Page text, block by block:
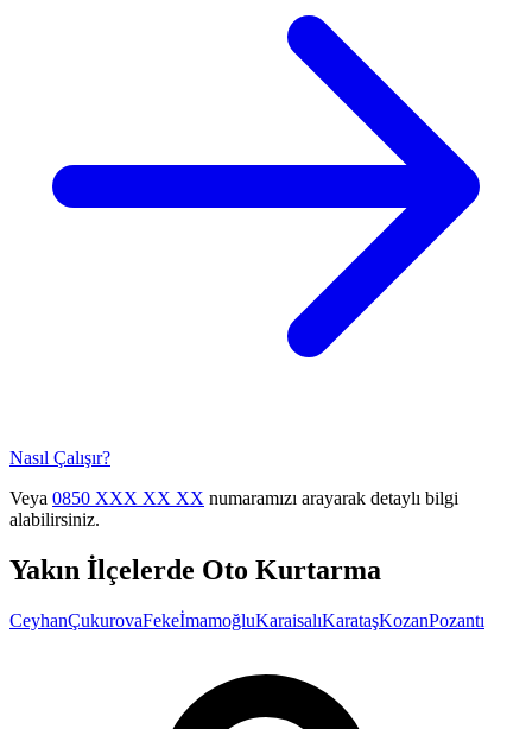
Nasıl Çalışır?
Veya 0850 XXX XX XX numaramızı arayarak detaylı bilgi
alabilirsiniz.
Yakın İlçelerde Oto Kurtarma
CeyhanÇukurovaFekeİmamoğluKaraisalıKarataşKozanPozantı